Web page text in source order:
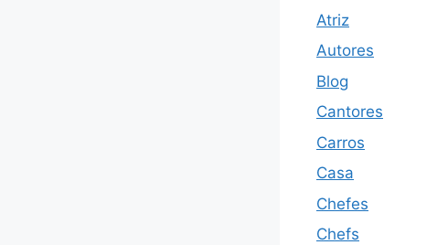
Atriz
Autores
Blog
Cantores
Carros
Casa
Chefes
Chefs